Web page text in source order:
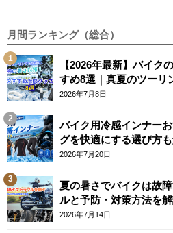
月間ランキング（総合）
【2026年最新】バイク
すめ8選｜真夏のツーリ
テム
2026年7月8日
バイク用冷感インナー
グを快適にする選び方
2026年7月20日
夏の暑さでバイクは故
ルと予防・対策方法を
2026年7月14日